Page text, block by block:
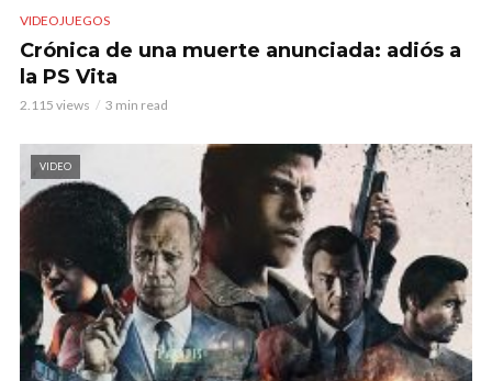
VIDEOJUEGOS
Crónica de una muerte anunciada: adiós a
la PS Vita
2.115 views 3 min read
VIDEO